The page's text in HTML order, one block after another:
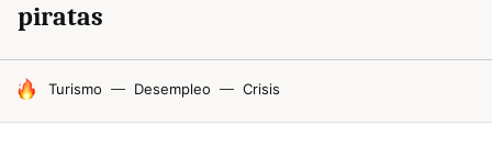
piratas
HOY SE HABLA DE
Turismo Desempleo Crisis